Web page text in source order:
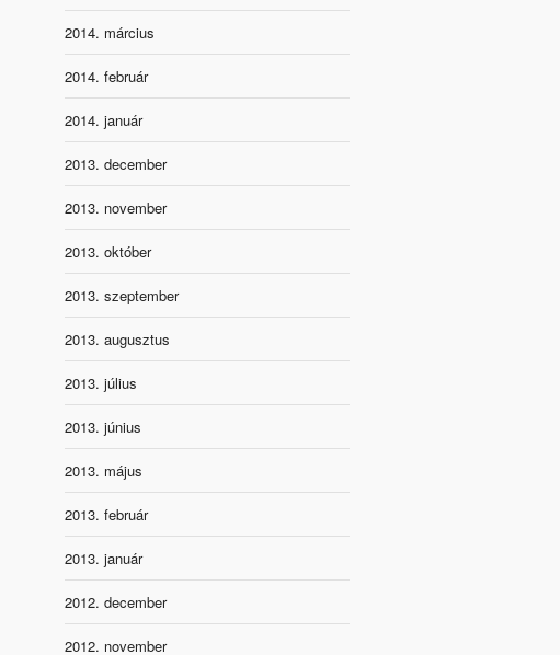
2014. március
2014. február
2014. január
2013. december
2013. november
2013. október
2013. szeptember
2013. augusztus
2013. július
2013. június
2013. május
2013. február
2013. január
2012. december
2012. november